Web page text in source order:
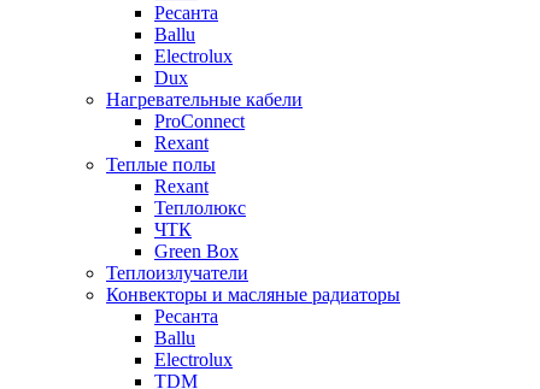
Ресанта
Ballu
Electrolux
Dux
Нагревательные кабели
ProConnect
Rexant
Теплые полы
Rexant
Теплолюкс
ЧТК
Green Box
Теплоизлучатели
Конвекторы и масляные радиаторы
Ресанта
Ballu
Electrolux
TDM